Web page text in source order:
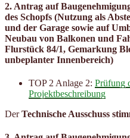
2. Antrag auf
des Schopfs (Nutzung als
und der Garage sowie auf
Neubau von Balkonen und
Flurstück 84/1, Gemarkung
unbeplanter Innenbereich)
TOP 2 Anlage 2: Prüfung
Projektbeschreibung
DerTechnische Ausschuss